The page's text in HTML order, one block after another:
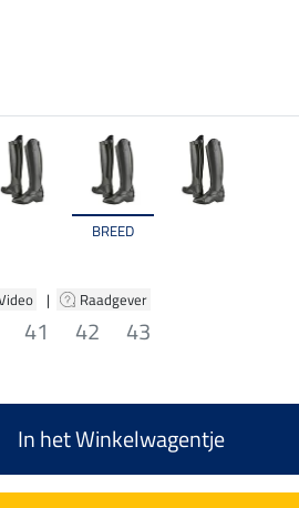
BREED
| Raadgever
41 42 43
In het Winkelwagentje